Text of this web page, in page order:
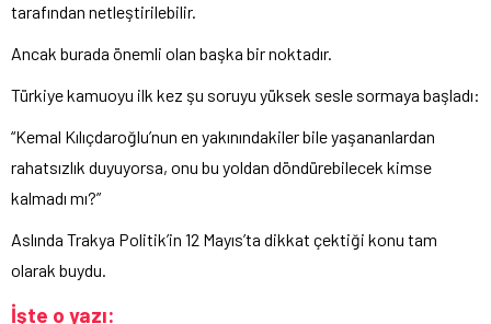
tarafından netleştirilebilir.
Ancak burada önemli olan başka bir noktadır.
Türkiye kamuoyu ilk kez şu soruyu yüksek sesle sormaya başladı:
“Kemal Kılıçdaroğlu’nun en yakınındakiler bile yaşananlardan
rahatsızlık duyuyorsa, onu bu yoldan döndürebilecek kimse
kalmadı mı?”
Aslında Trakya Politik’in 12 Mayıs’ta dikkat çektiği konu tam
olarak buydu.
İşte o yazı: